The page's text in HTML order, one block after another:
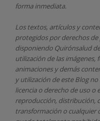
forma inmediata.
Los textos, artículos y
protegidos por derechos
disponiendo Quirónsalud
utilización de las imágenes,
animaciones y demás
y utilización de este Blog
licencia o derecho de uso o
reproducción, distribución,
transformación o cualquier